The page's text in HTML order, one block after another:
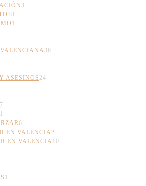
3
78
1
36
ASESINOS 24
6
EN VALENCIA2
EN VALENCIA10
1